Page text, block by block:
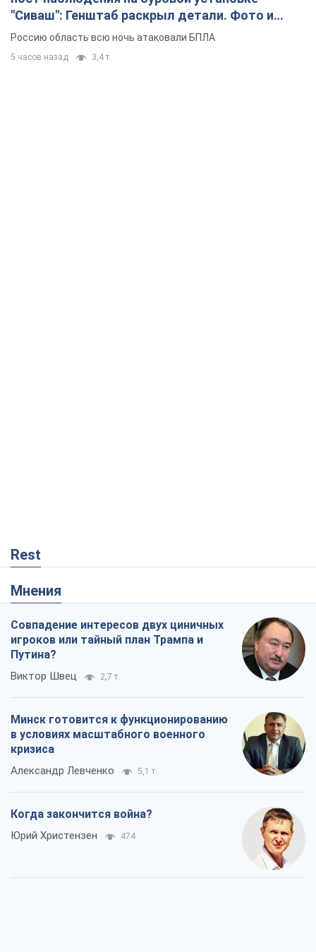
"Сиваш": Генштаб раскрыл детали. Фото и
видео
Россию область всю ночь атаковали БПЛА
5 часов назад 3,4 т.
Rest
Мнения
Совпадение интересов двух циничных
игроков или тайный план Трампа и
Путина?
Виктор Швец 2,7 т.
Минск готовится к функционированию
в условиях масштабного военного
кризиса
Александр Левченко 5,1 т.
Когда закончится война?
Юрий Христензен 474